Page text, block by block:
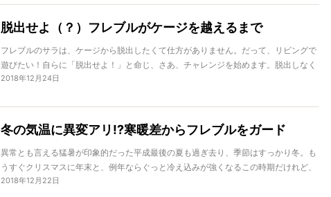
うことで今回は「食べ物を前にしたフレブル」たちの様子をケースに分けてご紹介し
ます！
脱出せよ（？）フレブルがケージを越えるまで
フレブルのサラは、ケージから脱出したくて仕方がありません。だって、リビングで
遊びたい！自らに「脱出せよ！」と命じ、さあ、チャレンジを始めます。脱出しなく
ていいんだけどね。さあ、ケージの高さは結構あるけど、どうなるのでしょうか。隣
2018年12月24日
冬の気温に異変アリ!?寒暖差からフレブルをガード
異常とも言える猛暑が印象的だった平成最後の夏も過ぎ去り、季節はすっかり冬。も
うすぐクリスマスに年末と、例年ならぐっと冷え込みが強くなるこの時期だけれど、
あれれ〜？なんだか今年は少し様子がおかしいようで…。そう、12月というのに夏日
2018年12月22日